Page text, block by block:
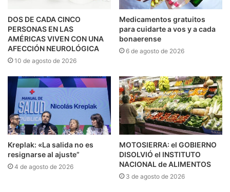
DOS DE CADA CINCO
PERSONAS EN LAS
AMÉRICAS VIVEN CON UNA
AFECCIÓN NEUROLÓGICA
10 de agosto de 2026
Medicamentos gratuitos
para cuidarte a vos y a cada
bonaerense
6 de agosto de 2026
Kreplak: «La salida no es
resignarse al ajuste”
4 de agosto de 2026
MOTOSIERRA: el GOBIERNO
DISOLVIÓ el INSTITUTO
NACIONAL de ALIMENTOS
3 de agosto de 2026